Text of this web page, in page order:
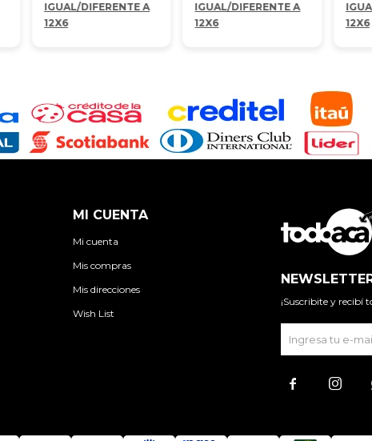
IGUAL/DIFERENTE A
12X6
IGUAL/DIFERENTE A
12X6
12X6
MI CUENTA
Mi cuenta
Mis compras
Mis direcciones
Wish List
¡Suscribite y recibí
 